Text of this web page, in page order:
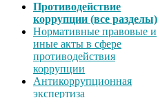
Противодействие
коррупции (все разделы)
Нормативные правовые и
иные акты в сфере
противодействия
коррупции
Антикоррупционная
экспертиза